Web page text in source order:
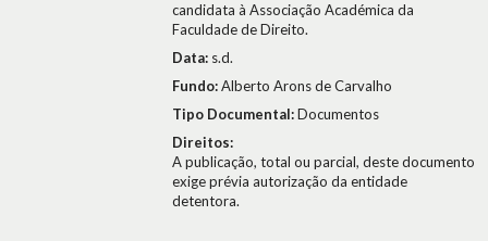
candidata à Associação Académica da
Faculdade de Direito.
Data: s.d.
Fundo:Alberto Arons de Carvalho
Tipo Documental:Documentos
Direitos:
A publicação, total ou parcial, deste documento
exige prévia autorização da entidade
detentora.